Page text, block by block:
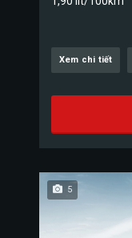
Xem chi tiết
5